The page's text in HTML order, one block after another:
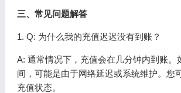
三、常见问题解答
1. Q: 为什么我的充值迟迟没有到账？
A: 通常情况下，充值会在几分钟内到账。
间，可能是由于网络延迟或系统维护。您
充值状态。